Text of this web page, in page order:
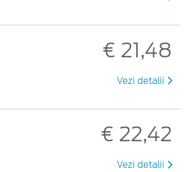
€ 21,48
Vezi detalii
€ 22,42
Vezi detalii